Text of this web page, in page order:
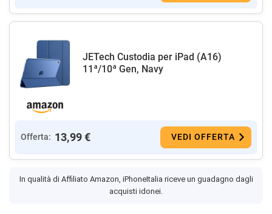
JETech Custodia per iPad (A16)
11ª/10ª Gen, Navy
Offerta: 13,99 € VEDI OFFERTA
In qualità di Affiliato Amazon, iPhoneItalia riceve un guadagno dagli
acquisti idonei.